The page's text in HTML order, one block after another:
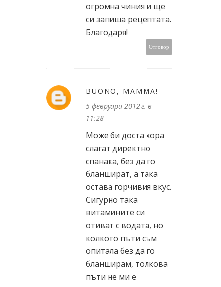
огромна чиния и ще
си запиша рецептата.
Благодаря!
Отговор
BUONO, MAMMA!
5 февруари 2012 г. в
11:28
Може би доста хора
слагат директно
спанака, без да го
бланшират, а така
остава горчивия вкус.
Сигурно така
витамините си
отиват с водата, но
колкото пъти съм
опитала без да го
бланширам, толкова
пъти не ми е